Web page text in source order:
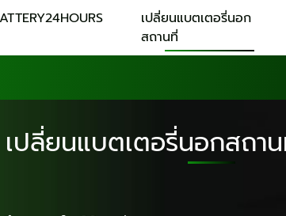
เปลี่ยนแบตเตอรี่นอก
สถานที่
เปลี่ยนแบตเตอรี่นอกสถา